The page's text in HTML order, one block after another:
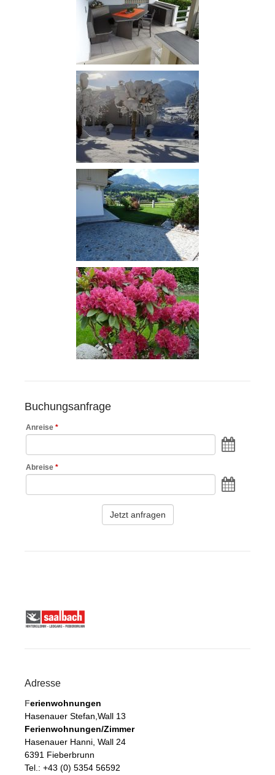
Buchungsanfrage
Anreise *
Abreise *
Adresse
Ferienwohnungen
Hasenauer Stefan,Wall 13
Ferienwohnungen/Zimmer
Hasenauer Hanni, Wall 24
6391 Fieberbrunn
Tel.: +43 (0) 5354 56592